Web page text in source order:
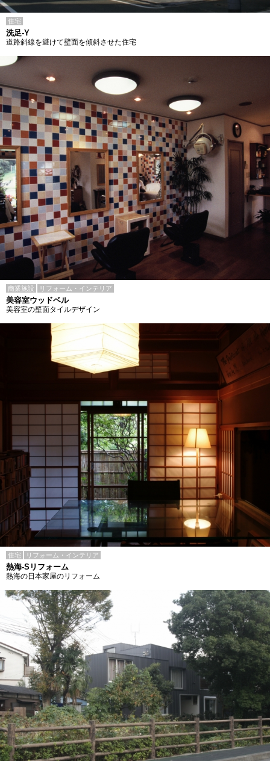
住宅
洗足-Y
道路斜線を避けて壁面を傾斜させた住宅
商業施設 リフォーム・インテリア
美容室ウッドベル
美容室の壁面タイルデザイン
住宅 リフォーム・インテリア
熱海-Sリフォーム
熱海の日本家屋のリフォーム